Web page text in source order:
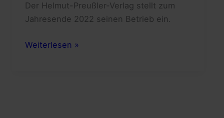
Der Helmut-Preußler-Verlag stellt zum
Jahresende 2022 seinen Betrieb ein.
Information
Weiterlesen »